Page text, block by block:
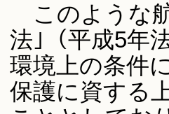
このような
法｣（平成5年
環境上の条件
保護に資する